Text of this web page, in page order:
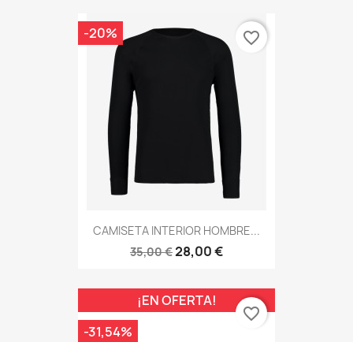
CAMISETA INTERIOR HOMBRE...
35,00 €28,00 €
-20% favorite_border
¡EN OFERTA!
-31,54%
favorite_border